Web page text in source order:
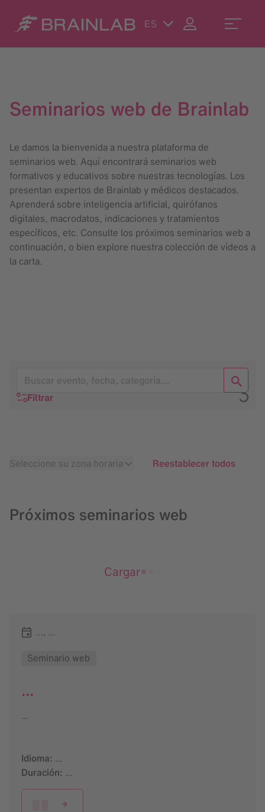
ES
Seminarios web de Brainlab
Le damos la bienvenida a nuestra plataforma de
seminarios web. Aquí encontrará seminarios web
formativos y educativos sobre nuestras tecnologías. Los
presentan expertos de Brainlab y médicos destacados.
Aprenderá sobre inteligencia artificial, quirófanos
digitales, macrodatos, indicaciones y tratamientos
específicos, etc. Consulte los próximos seminarios web a
continuación, o bien explore nuestra colección de vídeos a
la carta.
Filtrar
Seleccione su zona horaria Reestablecer todos
Próximos seminarios web
Cargar
..., ...
Seminario web
...
...
Idioma: ...
Duración: ...
▒ ▒